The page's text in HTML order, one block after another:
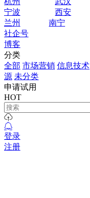
宁波
西安
兰州
南宁
社企号
博客
分类
全部 市场营销 信息技术
源 未分类
申请试用
HOT
登录
注册